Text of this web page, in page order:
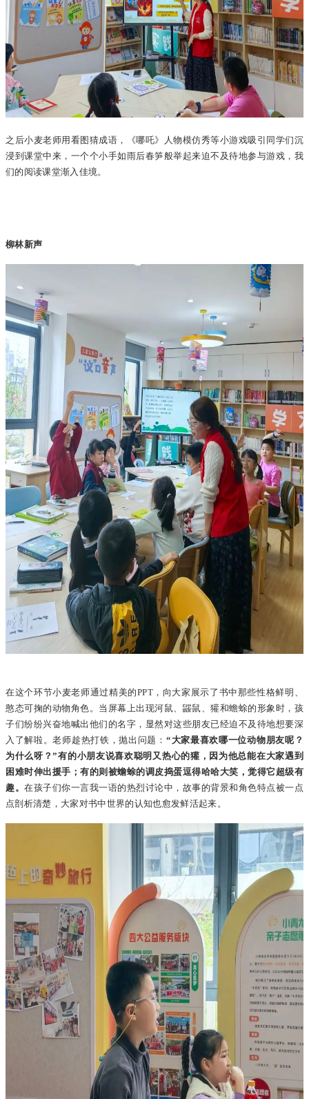
之后小麦老师用看图猜成语，《哪吒》人物模仿秀等小游戏吸引同学们沉
浸到课堂中来，一个个小手如雨后春笋般举起来迫不及待地参与游戏，我
们的阅读课堂渐入佳境。
柳林新声
在这个环节小麦老师通过精美的PPT，向大家展示了书中那些性格鲜明、
憨态可掬的动物角色。当屏幕上出现河鼠、鼹鼠、獾和蟾蜍的形象时，孩
子们纷纷兴奋地喊出他们的名字，显然对这些朋友已经迫不及待地想要深
入了解啦。老师趁热打铁，抛出问题： “大家最喜欢哪一位动物朋友呢？
为什么呀？”有的小朋友说喜欢聪明又热心的獾，因为他总能在大家遇到
困难时伸出援手；有的则被蟾蜍的调皮捣蛋逗得哈哈大笑，觉得它超级有
趣。在孩子们你一言我一语的热烈讨论中，故事的背景和角色特点被一点
点剖析清楚，大家对书中世界的认知也愈发鲜活起来。